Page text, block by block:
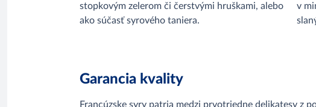
stopkovým zelerom či čerstvými hruškami, alebo
ako súčasť syrového taniera.
v
Garancia kvality
Francúzske syry patria medzi prvotriedne delikatesy z